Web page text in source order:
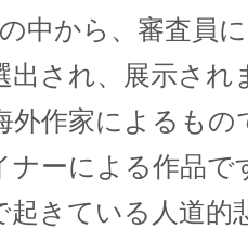
中から、審査員
出され、展示され
外作家によるもの
ナーによる作品で
起きている人道的